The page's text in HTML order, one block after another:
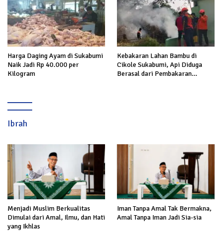
Harga Daging Ayam di Sukabumi
Naik Jadi Rp 40.000 per
Kilogram
Kebakaran Lahan Bambu di
Cikole Sukabumi, Api Diduga
Berasal dari Pembakaran
Ibrah
Menjadi Muslim Berkualitas
Dimulai dari Amal, Ilmu, dan Hati
yang Ikhlas
Iman Tanpa Amal Tak Bermakna,
Amal Tanpa Iman Jadi Sia-sia